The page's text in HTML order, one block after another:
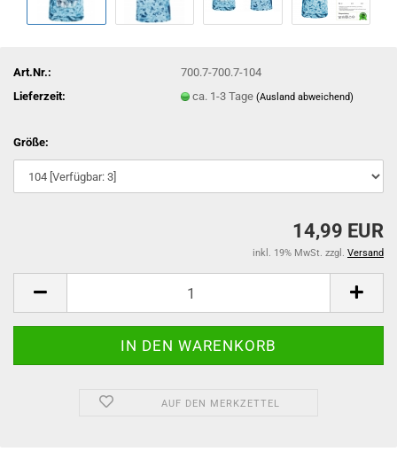
Art.Nr.:
700.7-700.7-104
Lieferzeit:
ca. 1-3 Tage(Ausland abweichend)
Größe:
14,99 EUR
inkl. 19% MwSt. zzgl. Versand
AUF DEN MERKZETTEL